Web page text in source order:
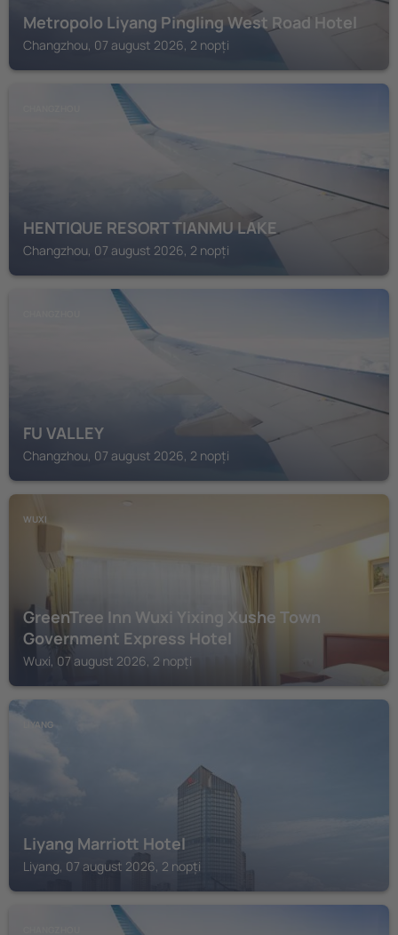
Metropolo Liyang Pingling West Road Hotel
Changzhou, 07 august 2026, 2 nopți
HENTIQUE RESORT TIANMU LAKE
Changzhou, 07 august 2026, 2 nopți
FU VALLEY
Changzhou, 07 august 2026, 2 nopți
WUXI
GreenTree Inn Wuxi Yixing Xushe Town
Government Express Hotel
Wuxi, 07 august 2026, 2 nopți
LIYANG
Liyang Marriott Hotel
Liyang, 07 august 2026, 2 nopți